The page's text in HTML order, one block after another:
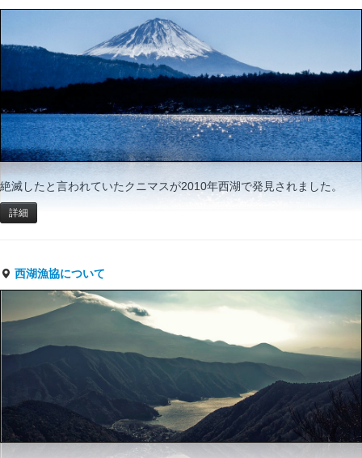
絶滅したと言われていたクニマスが2010年西湖で発見されました。
詳細
西湖漁協について